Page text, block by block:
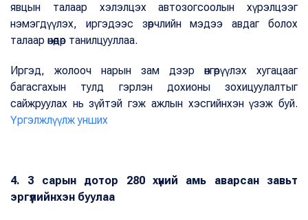
явцын талаар хэлэлцэх автозогсоолын хүрэлцээг
нэмэгдүүлэх, иргэдээс зөрчлийн мэдээ авдаг болох
талаар өнөөдөр танилцууллаа.
Иргэд, жолооч нарын зам дээр өнгөрүүлэх хугацааг
багасгахын тулд гэрлэн дохионы зохицуулалтыг
сайжруулах нь зүйтэй гэж ажлын хэсгийнхэн үзэж буй.
Үргэлжлүүлж унших
4. 3 сарын дотор 280 хүний амь аварсан завьт
эргүүлийнхэн буулаа